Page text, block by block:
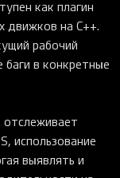
как плагин
движков на C++.
рабочий
в конкретные
отслеживает
использование
выявлять и